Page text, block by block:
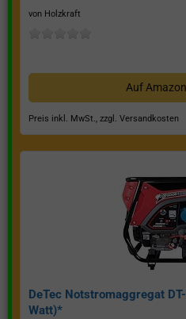
von Holzkraft
Auf
Preis inkl. MwSt., zzgl. Versandkosten
DeTec Notstromaggregat
Watt)*